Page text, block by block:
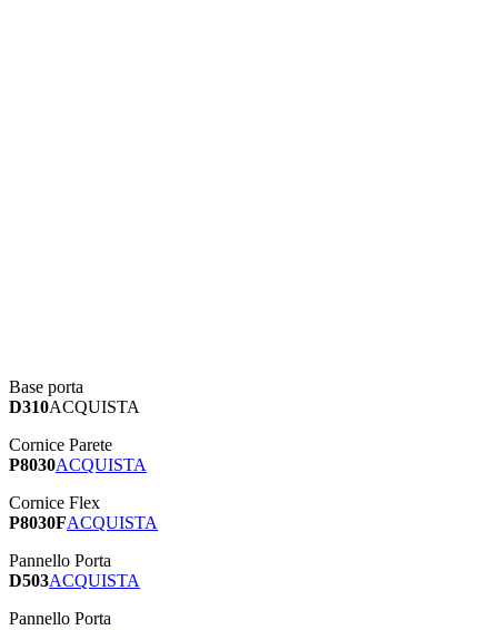
Base porta
D310ACQUISTA
Cornice Parete
P8030ACQUISTA
Cornice Flex
P8030FACQUISTA
Pannello Porta
D503ACQUISTA
Pannello Porta